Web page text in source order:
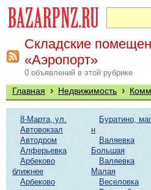
Складские
«Аэропорт»
0 объявлений в этой рубрике
Главная › Недвижимость ›
8-Марта, ул.
Автовокзал
Автодром
Алферьевка
Арбеково
ближнее
Арбеково
Буратино,
н
Валяевка
Большая
Валяевка
Малая
Веселовка